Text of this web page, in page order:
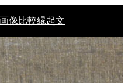
画像比較縁起文